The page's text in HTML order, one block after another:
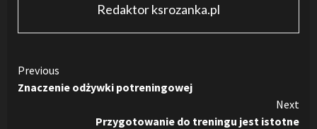
Redaktor ksrozanka.pl
Continue
Reading
Previous
Znaczenie odżywki potreningowej
Next
Przygotowanie do treningu jest istotne